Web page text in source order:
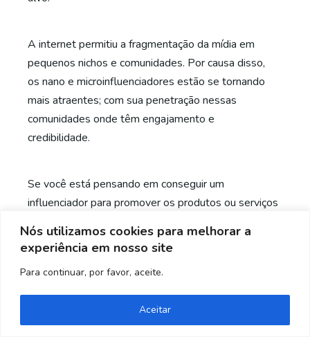
Nós utilizamos cookies para melhorar a
experiência em nosso site
Para continuar, por favor, aceite.
Aceitar
A internet permitiu a fragmentação da mídia em
pequenos nichos e comunidades. Por causa disso,
os nano e microinfluenciadores estão se tornando
mais atraentes; com sua penetração nessas
comunidades onde têm engajamento e
credibilidade.
Se você está pensando em conseguir um
influenciador para promover os produtos ou serviços
esteja alinhado com seu mercado-alvo.
CLIQUE AQUI